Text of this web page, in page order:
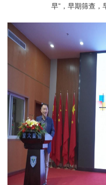
早”，早期筛查，